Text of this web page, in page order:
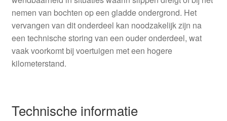
nemen van bochten op een gladde ondergrond. Het
vervangen van dit onderdeel kan noodzakelijk zijn na
een technische storing van een ouder onderdeel, wat
vaak voorkomt bij voertuigen met een hogere
kilometerstand.
Technische informatie